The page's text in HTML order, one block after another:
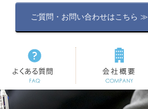
ご質問・お問い合わせはこちら ≫
よくある質問 会社概要